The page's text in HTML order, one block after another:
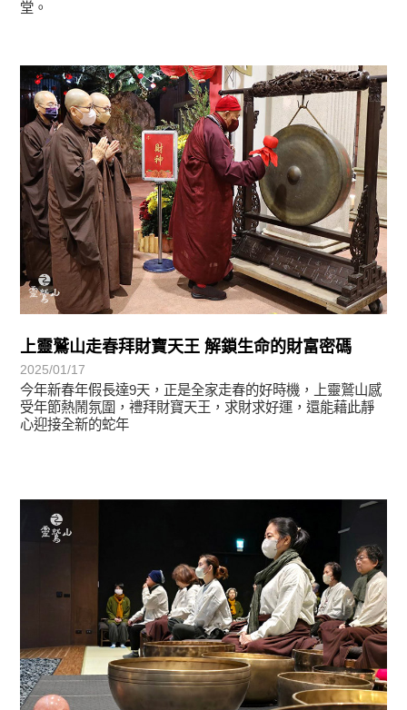
堂。
上靈鷲山走春拜財寶天王 解鎖生命的財富密碼
2025/01/17
今年新春年假長達9天，正是全家走春的好時機，上靈鷲山感
受年節熱鬧氛圍，禮拜財寶天王，求財求好運，還能藉此靜
心迎接全新的蛇年
教育活動
學習分享